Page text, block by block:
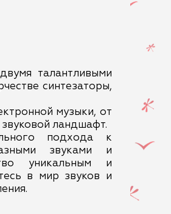
талантливыми
синтезаторы,
музыки, от
ландшафт.
подхода к
звуками и
уникальным и
в мир звуков и